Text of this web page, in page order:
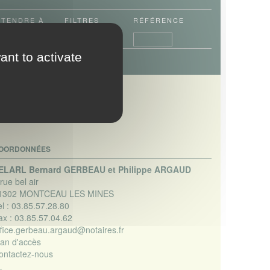
À FILTRES
RÉFÉRENCE
Bernard GERBEAU et Philippe ARGAUD
bel air
MONTCEAU LES MINES
: 03.85.57.28.80
: 03.85.57.04.62
d'accès
nous
to activate